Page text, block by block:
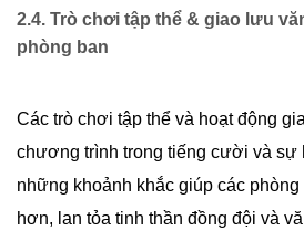
2.4. Trò chơi tập thể & giao lưu
phòng ban
Các trò chơi tập thể và hoạt động
chương trình trong tiếng cười và sự
những khoảnh khắc giúp các
hơn, lan tỏa tinh thần đồng đội và